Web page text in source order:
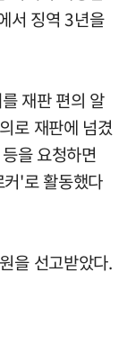
서 징역 3년을
재판 편의 알
로 재판에 넘겼
을 요청하면
'로 활동했다
을 선고받았다.